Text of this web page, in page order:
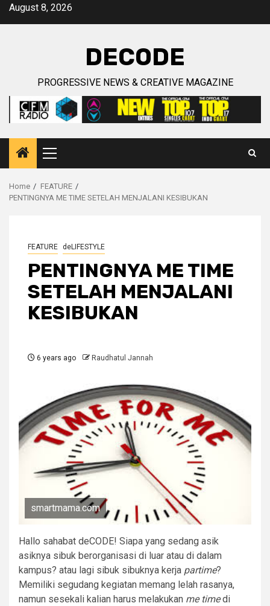
SkipAugust 8, 2026
DECODE
PROGRESSIVE NEWS & CREATIVE MAGAZINE
Primary
Menu
Home
FEATURE
PENTINGNYA ME TIME SETELAH MENJALANI KESIBUKAN
FEATURE deLIFESTYLE
PENTINGNYA ME TIME
SETELAH MENJALANI
KESIBUKAN
6 years ago Raudhatul Jannah
smartmama.com
Hallo sahabat deCODE! Siapa yang sedang asik
asiknya sibuk berorganisasi di luar atau di dalam
kampus? atau lagi sibuk sibuknya kerja partime?
Memiliki segudang kegiatan memang lelah rasanya,
namun sesekali kalian harus melakukan me timedi